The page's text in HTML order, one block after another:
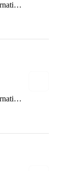
방글라데시 다카 (International Convention City Bashundhara (ICCB))
방글라데시 다카 (International Convention City Bashundhara (ICCB))